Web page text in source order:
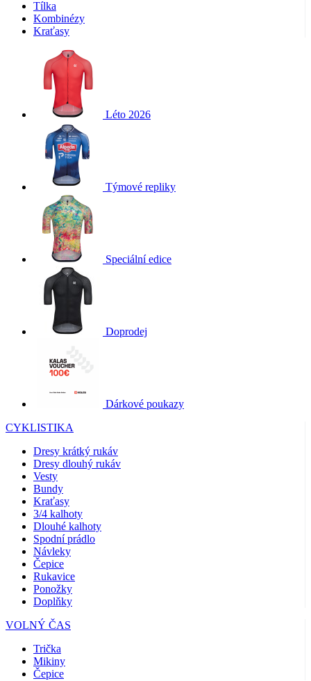
Tílka
Kombinézy
Kraťasy
Léto 2026
Týmové repliky
Speciální edice
Doprodej
Dárkové poukazy
CYKLISTIKA
Dresy krátký rukáv
Dresy dlouhý rukáv
Vesty
Bundy
Kraťasy
3/4 kalhoty
Dlouhé kalhoty
Spodní prádlo
Návleky
Čepice
Rukavice
Ponožky
Doplňky
VOLNÝ ČAS
Trička
Mikiny
Čepice